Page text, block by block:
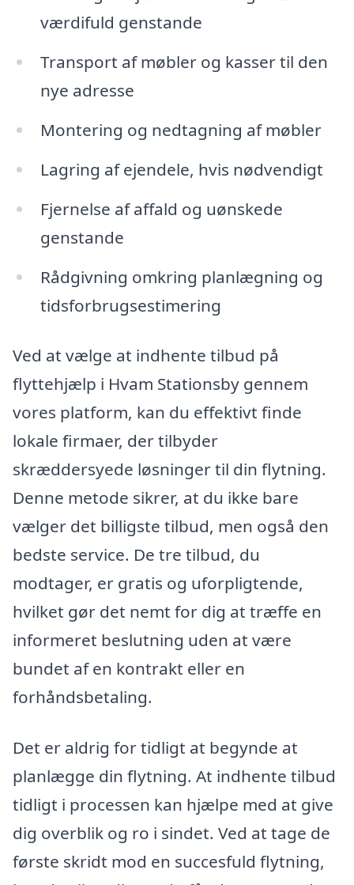
værdifuld genstande
Transport af møbler og kasser til den
nye adresse
Montering og nedtagning af møbler
Lagring af ejendele, hvis nødvendigt
Fjernelse af affald og uønskede
genstande
Rådgivning omkring planlægning og
tidsforbrugsestimering
Ved at vælge at indhente tilbud på
flyttehjælp i Hvam Stationsby gennem
vores platform, kan du effektivt finde
lokale firmaer, der tilbyder
skræddersyede løsninger til din flytning.
Denne metode sikrer, at du ikke bare
vælger det billigste tilbud, men også den
bedste service. De tre tilbud, du
modtager, er gratis og uforpligtende,
hvilket gør det nemt for dig at træffe en
informeret beslutning uden at være
bundet af en kontrakt eller en
forhåndsbetaling.
Det er aldrig for tidligt at begynde at
planlægge din flytning. At indhente tilbud
tidligt i processen kan hjælpe med at give
dig overblik og ro i sindet. Ved at tage de
første skridt mod en succesfuld flytning,